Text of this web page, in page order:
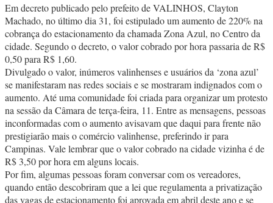
Em decreto publicado pelo prefeito de VALINHOS, Clayton
Machado, no último dia 31, foi estipulado um aumento de 220% na
cobrança do estacionamento da chamada Zona Azul, no Centro da
cidade. Segundo o decreto, o valor cobrado por hora passaria de R$
0,50 para R$ 1,60.
Divulgado o valor, inúmeros valinhenses e usuários da ‘zona azul’
se manifestaram nas redes sociais e se mostraram indignados com o
aumento. Até uma comunidade foi criada para organizar um protesto
na sessão da Câmara de terça-feira, 11. Entre as mensagens, pessoas
inconformadas com o aumento avisavam que daqui para frente não
prestigiarão mais o comércio valinhense, preferindo ir para
Campinas. Vale lembrar que o valor cobrado na cidade vizinha é de
R$ 3,50 por hora em alguns locais.
Por fim, algumas pessoas foram conversar com os vereadores,
quando então descobriram que a lei que regulamenta a privatização
das vagas de estacionamento foi aprovada em abril deste ano e se